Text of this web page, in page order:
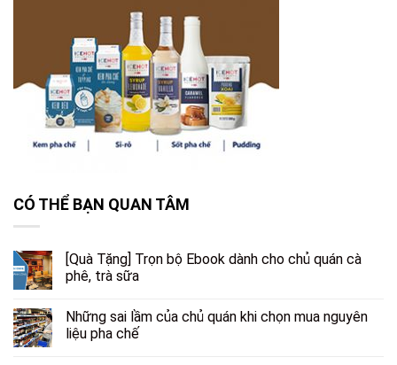
CÓ THỂ BẠN QUAN TÂM
[Quà Tặng] Trọn bộ Ebook dành cho chủ quán cà
phê, trà sữa
Những sai lầm của chủ quán khi chọn mua nguyên
liệu pha chế